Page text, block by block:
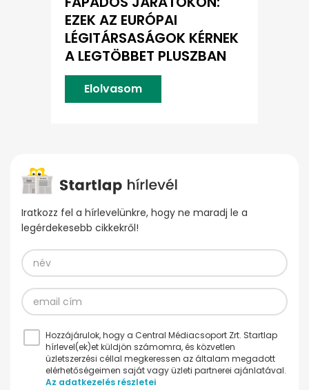
EZEK AZ EURÓPAI
LÉGITÁRSASÁGOK KÉRNEK
A LEGTÖBBET PLUSZBAN
Elolvasom
Iratkozz fel a hírlevelünkre, hogy ne maradj le a
legérdekesebb cikkekről!
Hozzájárulok, hogy a Central Médiacsoport Zrt. Startlap
hírlevel(ek)et küldjön számomra, és közvetlen
üzletszerzési céllal megkeressen az általam megadott
elérhetőségeimen saját vagy üzleti partnerei ajánlatával.
Az adatkezelés részletei